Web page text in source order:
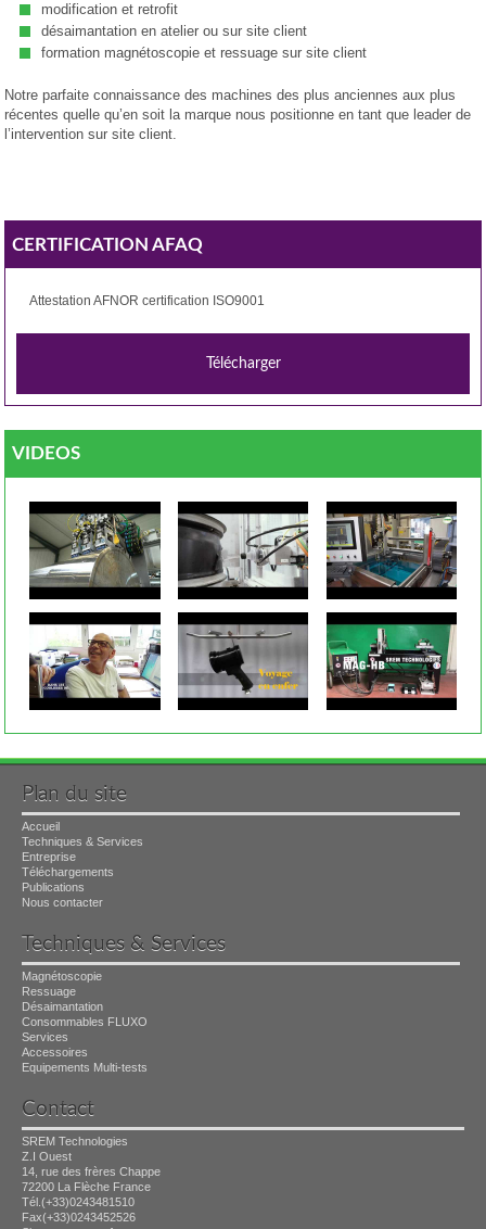
modification et retrofit
désaimantation en atelier ou sur site client
formation magnétoscopie et ressuage sur site client
Notre parfaite connaissance des machines des plus anciennes aux plus
récentes quelle qu’en soit la marque nous positionne en tant que leader de
l’intervention sur site client.
CERTIFICATION AFAQ
Attestation AFNOR certification ISO9001
VIDEOS
Plan du site
Accueil
Techniques & Services
Entreprise
Téléchargements
Publications
Nous contacter
Techniques & Services
Magnétoscopie
Ressuage
Désaimantation
Consommables FLUXO
Services
Accessoires
Equipements Multi-tests
Contact
SREM Technologies
Z.I Ouest
14, rue des frères Chappe
72200 La Flèche France
Tél.(+33)0243481510
Fax(+33)0243452526